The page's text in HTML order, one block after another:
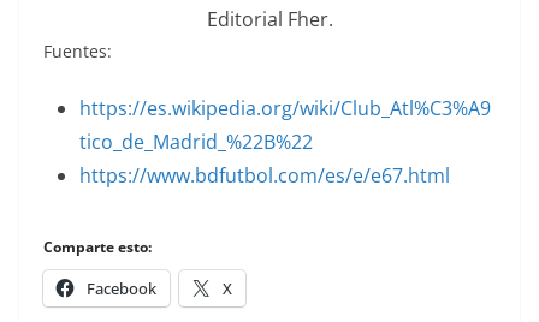
Editorial Fher.
Fuentes:
https://es.wikipedia.org/wiki/Club_Atl%C3%A9
tico_de_Madrid_%22B%22
https://www.bdfutbol.com/es/e/e67.html
Comparte esto:
Facebook X